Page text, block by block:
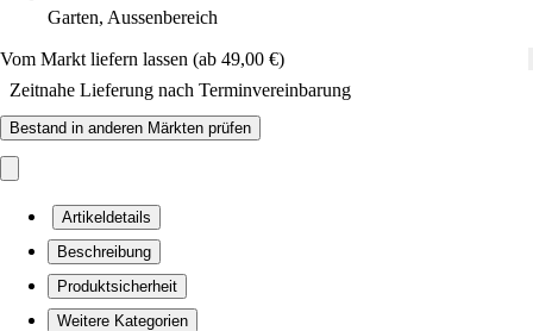
Garten, Aussenbereich
Vom Markt liefern lassen (ab 49,00 €)
Zeitnahe Lieferung nach Terminvereinbarung
Bestand in anderen Märkten prüfen
Artikeldetails
Beschreibung
Produktsicherheit
Weitere Kategorien